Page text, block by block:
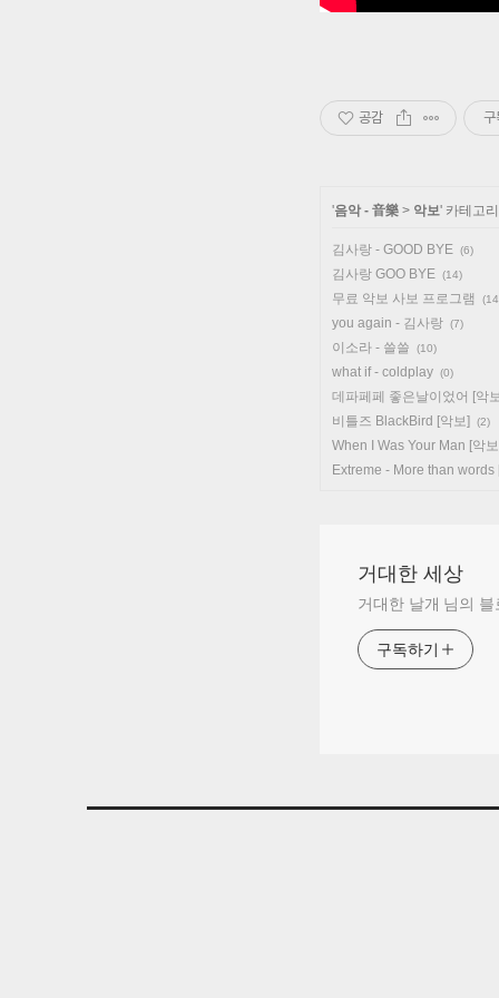
공감 구
'음악 - 音樂 > 악보' 카테고
김사랑 - GOOD BYE (6)
김사랑 GOO BYE (14)
무료 악보 사보 프로그램
you again - 김사랑 (7)
이소라 - 쓸쓸 (10)
what if - coldplay (0)
데파페페 좋은날이었어 [악
비틀즈 BlackBird [악보] (2)
When I Was Your Man [악
Extreme - More than words
거대한 세상
거대한 날개 님의 블
구독하기